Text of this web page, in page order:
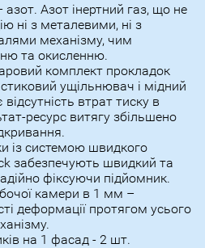
Азот інертний газ, що не
ні з металевими, ні з
механізму, чим
та окисленню.
комплект прокладок
ущільнювач і мідний
втрат тиску в
ресурс витягу збільшено
із системою швидкого
забезпечують швидкий та
фіксуючи підйомник.
камери в 1 мм –
деформації протягом усього
на 1 фасад - 2 шт.